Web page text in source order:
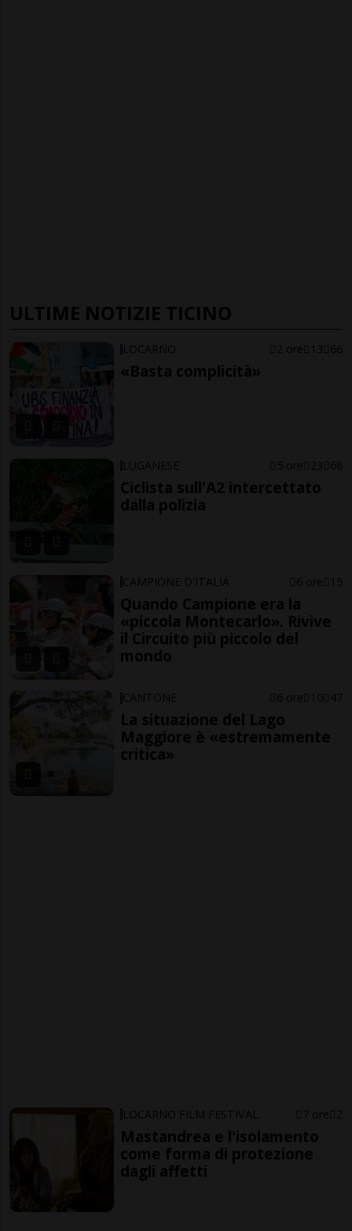
ULTIME NOTIZIE TICINO
LOCARNO 2 ore 13 66
«Basta complicità»
LUGANESE 5 ore 23 68
Ciclista sull'A2 intercettato
dalla polizia
CAMPIONE D'ITALIA 6 ore 15
Quando Campione era la
«piccola Montecarlo». Rivive
il Circuito più piccolo del
mondo
CANTONE 6 ore 10 47
La situazione del Lago
Maggiore è «estremamente
critica»
LOCARNO FILM FESTIVAL 7 ore 2
Mastandrea e l'isolamento
come forma di protezione
dagli affetti